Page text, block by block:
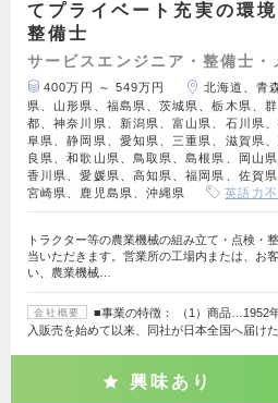
てプライベート充実の環
整備士
サービスエンジニア・整備士・
400万円 ～ 549万円
北海道、青
県、山形県、福島県、茨城県、栃木県、
都、神奈川県、新潟県、富山県、石川県
阜県、静岡県、愛知県、三重県、滋賀県
良県、和歌山県、鳥取県、島根県、岡山
香川県、愛媛県、高知県、福岡県、佐賀
宮崎県、鹿児島県、沖縄県
英語力不
トラクター等の農業機械の組み立て・点検・
当いただきます。営業所の工場内または、お
い、農業機械…
会社概要
■事業の特徴： （1）商品…1952
入販売を始めて以来、同社が日本全国へ届け
興味あり